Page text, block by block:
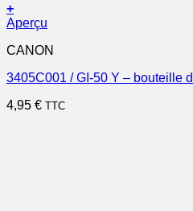
+
Aperçu
CANON
3405C001 / GI-50 Y – bouteille
4,95 € TTC